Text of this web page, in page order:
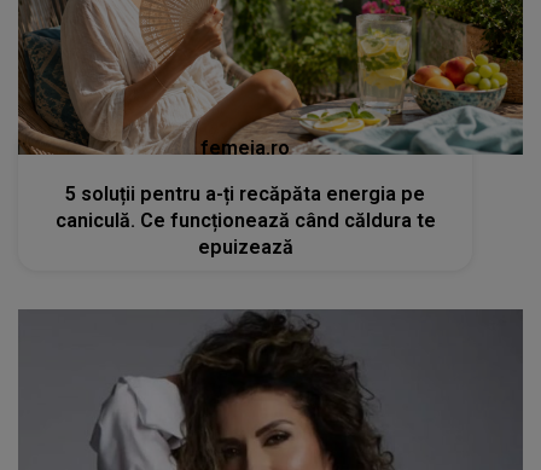
femeia.ro
5 soluții pentru a-ți recăpăta energia pe
caniculă. Ce funcționează când căldura te
epuizează